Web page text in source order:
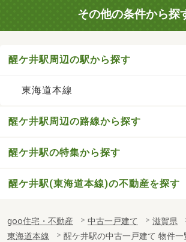
その他の条件から探
醒ケ井駅周辺の駅から探す
東海道本線
醒ケ井駅周辺の路線から探す
醒ケ井駅の特集から探す
醒ケ井駅(東海道本線)の不動産を探す
goo住宅・不動産 中古一戸建て 滋賀県
東海道本線
醒ケ井駅の中古一戸建て 物件一